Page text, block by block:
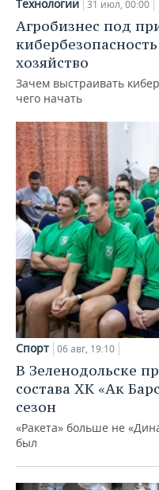
Технологии 31 июл, 00:00
Агробизнес под
хозяйство
Зачем выстраивать
чего начать
Спорт 06 авг, 19:10
В Зеленодольске
состава ХК «Ак
сезон
«Ракета» больше не
был